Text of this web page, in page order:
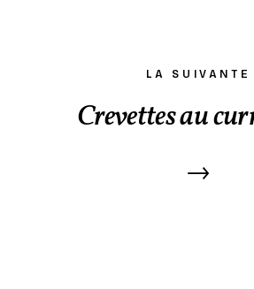
LA SUIVANTE
Crevettes au
→